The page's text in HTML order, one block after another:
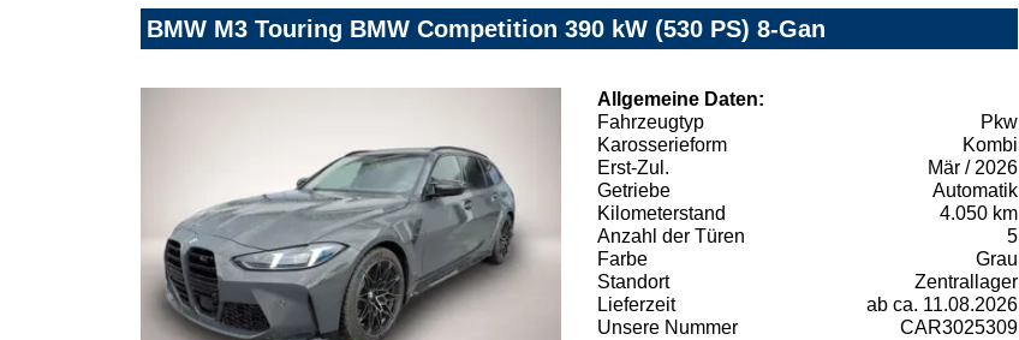
BMW M3 Touring BMW Competition 390 kW (530 PS) 8-Gan
Allgemeine Daten:
Fahrzeugtyp
Pkw
Karosserieform
Kombi
Erst-Zul.
Mär / 2026
Getriebe
Automatik
Kilometerstand
4.050 km
Anzahl der Türen
5
Farbe
Grau
Standort
Zentrallager
Lieferzeit
ab ca. 11.08.2026
Unsere Nummer
CAR3025309